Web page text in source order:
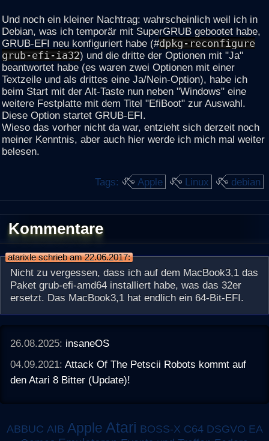
Und noch ein kleiner Nachtrag: wahrscheinlich weil ich in
Debian, was ich temporär mit SuperGRUB gebootet habe,
GRUB-EFI neu konfiguriert habe (#dpkg-reconfigure
grub-efi-ia32) und die dritte der Optionen mit "Ja"
beantwortet habe (es waren zwei Optionen mit einer
Textzeile und als drittes eine Ja/Nein-Option), habe ich
beim Start mit der Alt-Taste nun neben "Windows" eine
weitere Festplatte mit dem Titel "EfiBoot" zur Auswahl.
Diese Option startet GRUB-EFI.
Wieso das vorher nicht da war, entzieht sich derzeit noch
meiner Kenntnis, aber auch hier werde ich mich mal weiter
belesen.
Tags: Apple Linux debian
Kommentare
atarixle schrieb am 22.06.2017:
Nicht zu vergessen, dass ich auf dem MacBook3,1 das
Paket grub-efi-amd64 installiert habe, was das 32er
ersetzt. Das MacBook3,1 hat endlich ein 64-Bit-EFI.
26.08.2025: insaneOS
04.09.2021:Attack Of The Petscii Robots kommt auf
den Atari 8 Bitter (Update)!
ABBUC AIB Apple Atari BOSS-X C64 DSGVO EA